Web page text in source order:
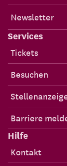
Newsletter
Services
Tickets
Besuchen
Barriere
Hilfe
Kontakt